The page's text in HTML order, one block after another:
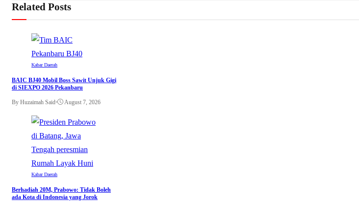
Related Posts
Kabar Daerah
BAIC BJ40 Mobil Boss Sawit Unjuk Gigi
di SIEXPO 2026 Pekanbaru
By Huzaimah Said• August 7, 2026
Kabar Daerah
Berhadiah 20M, Prabowo: Tidak Boleh
ada Kota di Indonesia yang Jorok